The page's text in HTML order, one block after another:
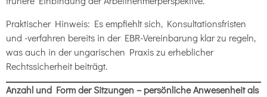
Praktischer Hinweis: Es empfiehlt sich, Konsultationsfristen
und -verfahren bereits in der EBR-Vereinbarung klar zu regeln,
was auch in der ungarischen Praxis zu erheblicher
Rechtssicherheit beiträgt.
Anzahl und Form der Sitzungen – persönliche Anwesenheit als